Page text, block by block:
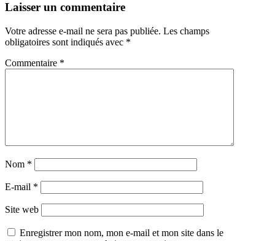
Laisser un commentaire
Votre adresse e-mail ne sera pas publiée. Les champs
obligatoires sont indiqués avec *
Commentaire *
Nom *
E-mail *
Site web
Enregistrer mon nom, mon e-mail et mon site dans le